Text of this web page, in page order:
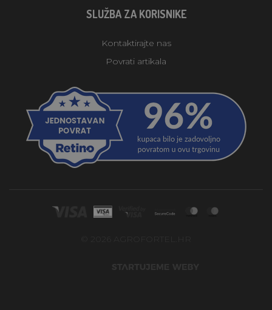
SLUŽBA ZA KORISNIKE
Kontaktirajte nas
Povrati artikala